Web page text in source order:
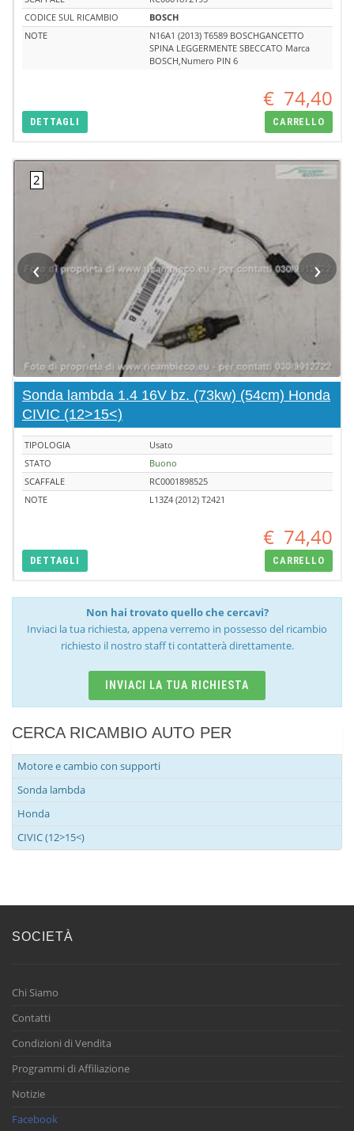
CODICE SUL RICAMBIO
BOSCH
NOTE
N16A1 (2013) T6589 BOSCHGANCETTO
SPINA LEGGERMENTE SBECCATO Marca
BOSCH,Numero PIN 6
€ 74,40
DETTAGLI CARRELLO
‹ ›
Sonda lambda 1.4 16V bz. (73kw) (54cm) Honda
CIVIC (12>15<)
TIPOLOGIA
Usato
STATO
Buono
SCAFFALE
RC0001898525
NOTE
L13Z4 (2012) T2421
€ 74,40
DETTAGLI CARRELLO
Non hai trovato quello che cercavi?
Inviaci la tua richiesta, appena verremo in possesso del ricambio
richiesto il nostro staff ti contatterà direttamente.
INVIACI LA TUA RICHIESTA
CERCA RICAMBIO AUTO PER
Motore e cambio con supporti
Sonda lambda
Honda
CIVIC (12>15<)
SOCIETÀ
Chi Siamo
Contatti
Condizioni di Vendita
Programmi di Affiliazione
Notizie
Facebook